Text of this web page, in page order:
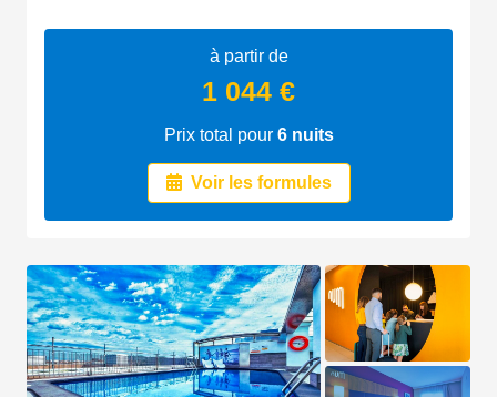
à partir de
1 044 €
Prix total pour 6nuits
Voir les formules